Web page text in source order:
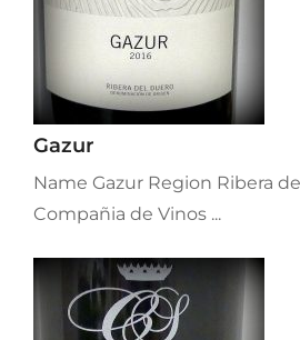
Gazur
Name Gazur Region Ribera
Compañia de Vinos ...